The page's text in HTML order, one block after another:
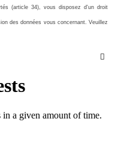
(article 34), vous disposez d'un droit
des données vous concernant. Veuillez
